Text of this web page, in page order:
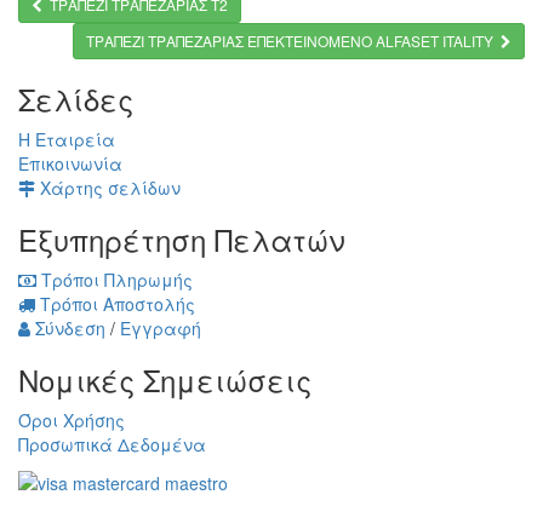
ΤΡΑΠΕΖΙ ΤΡΑΠΕΖΑΡΙΑΣ Τ2
ΤΡΑΠΕΖΙ ΤΡΑΠΕΖΑΡΙΑΣ ΕΠΕΚΤΕΙΝΟΜΕΝΟ ALFASET ITALITY
Σελίδες
Η Εταιρεία
Επικοινωνία
Χάρτης σελίδων
Εξυπηρέτηση Πελατών
Τρόποι Πληρωμής
Τρόποι Αποστολής
Σύνδεση / Εγγραφή
Νομικές Σημειώσεις
Όροι Χρήσης
Προσωπικά Δεδομένα